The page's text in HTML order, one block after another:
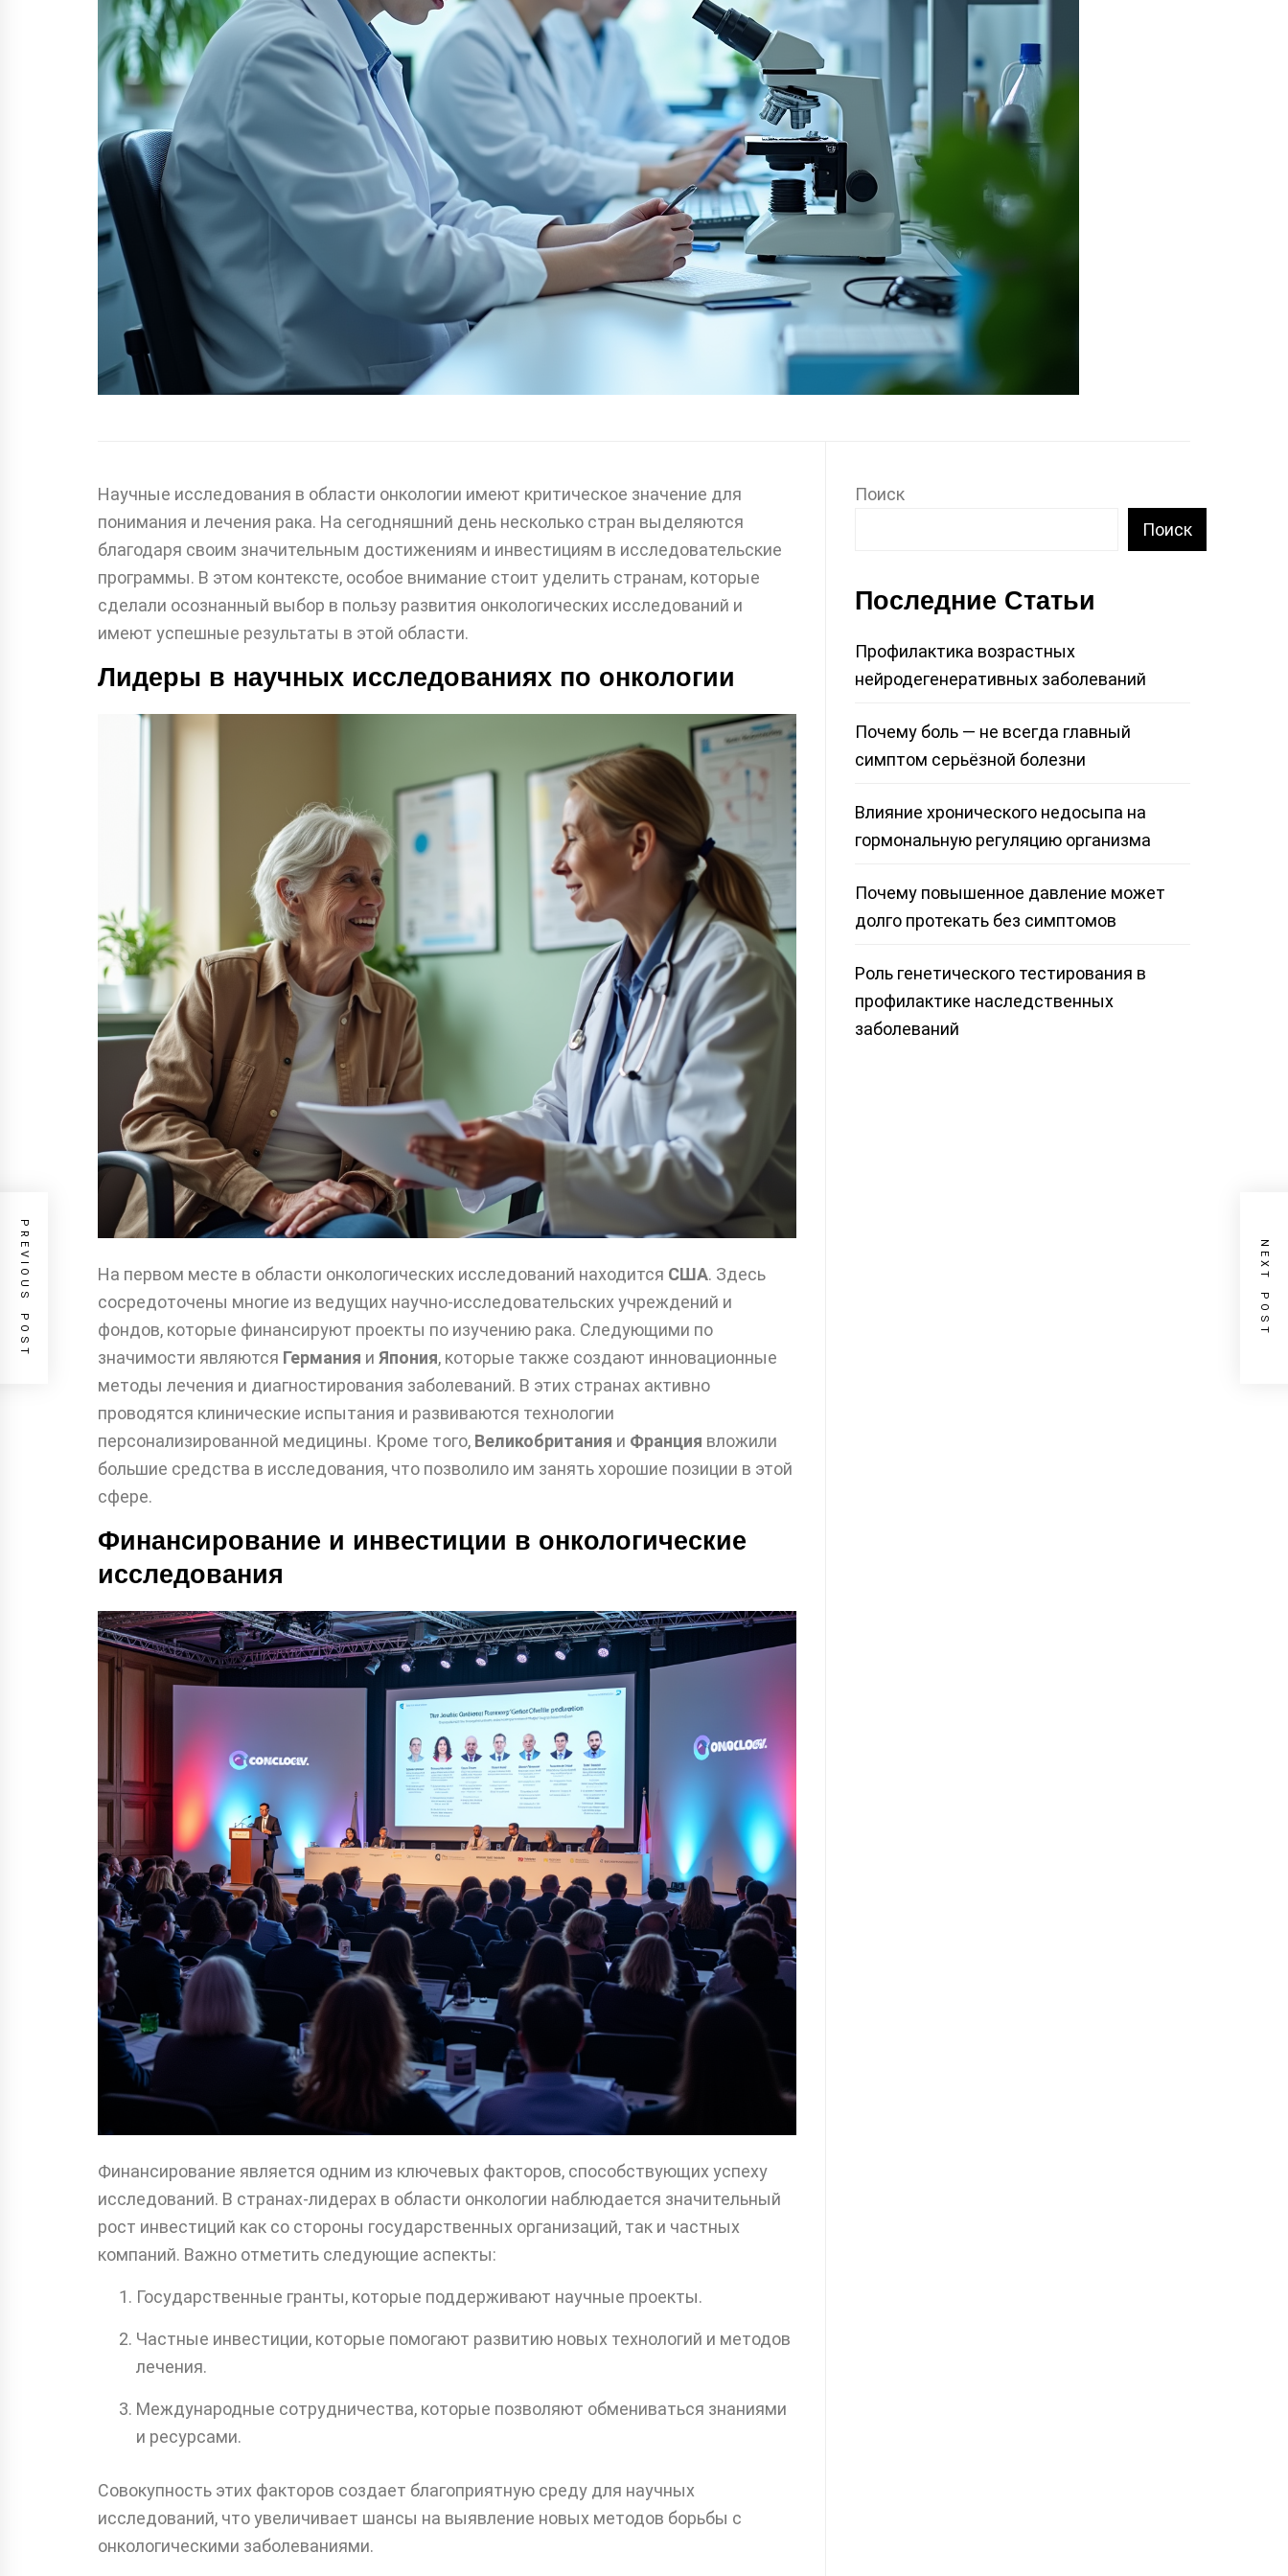
Научные исследования в области онкологии имеют критическое значение для
понимания и лечения рака. На сегодняшний день несколько стран выделяются
благодаря своим значительным достижениям и инвестициям в исследовательские
программы. В этом контексте, особое внимание стоит уделить странам, которые
сделали осознанный выбор в пользу развития онкологических исследований и
имеют успешные результаты в этой области.
Лидеры в научных исследованиях по онкологии
На первом месте в области онкологических исследований находится США. Здесь
сосредоточены многие из ведущих научно-исследовательских учреждений и
фондов, которые финансируют проекты по изучению рака. Следующими по
значимости являются Германия и Япония, которые также создают инновационные
методы лечения и диагностирования заболеваний. В этих странах активно
проводятся клинические испытания и развиваются технологии
персонализированной медицины. Кроме того, Великобритания и Франция вложили
большие средства в исследования, что позволило им занять хорошие позиции в этой
сфере.
Финансирование и инвестиции в онкологические
исследования
Финансирование является одним из ключевых факторов, способствующих успеху
исследований. В странах-лидерах в области онкологии наблюдается значительный
рост инвестиций как со стороны государственных организаций, так и частных
компаний. Важно отметить следующие аспекты:
Государственные гранты, которые поддерживают научные проекты.
Частные инвестиции, которые помогают развитию новых технологий и методов
лечения.
Международные сотрудничества, которые позволяют обмениваться знаниями
и ресурсами.
Совокупность этих факторов создает благоприятную среду для научных
исследований, что увеличивает шансы на выявление новых методов борьбы с
онкологическими заболеваниями.
PREVIOUS POST NEXT POST
Поиск
Поиск
Последние Статьи
Профилактика возрастных
нейродегенеративных заболеваний
Почему боль — не всегда главный
симптом серьёзной болезни
Влияние хронического недосыпа на
гормональную регуляцию организма
Почему повышенное давление может
долго протекать без симптомов
Роль генетического тестирования в
профилактике наследственных
заболеваний